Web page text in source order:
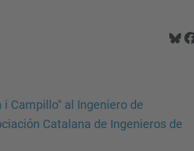
Campillo" al Ingeniero de
Catalana de Ingenieros de